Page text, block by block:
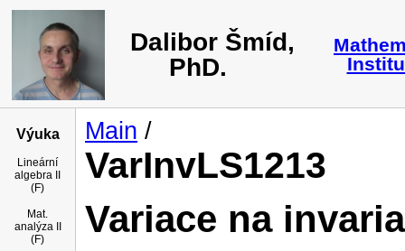
Dalibor Šmíd,
PhD.
Výuka
Lineární
algebra II
(F)
Mat.
analýza II
(F)
Main /
VarInvLS1213
Variace na